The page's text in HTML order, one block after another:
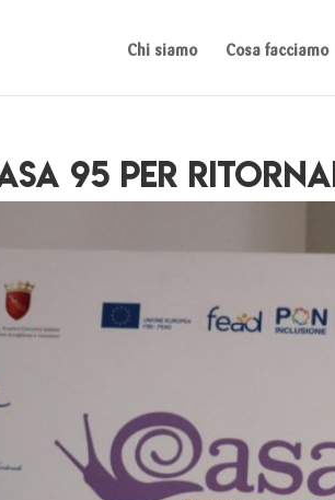
Chi siamo Cosa facciamo
95 per